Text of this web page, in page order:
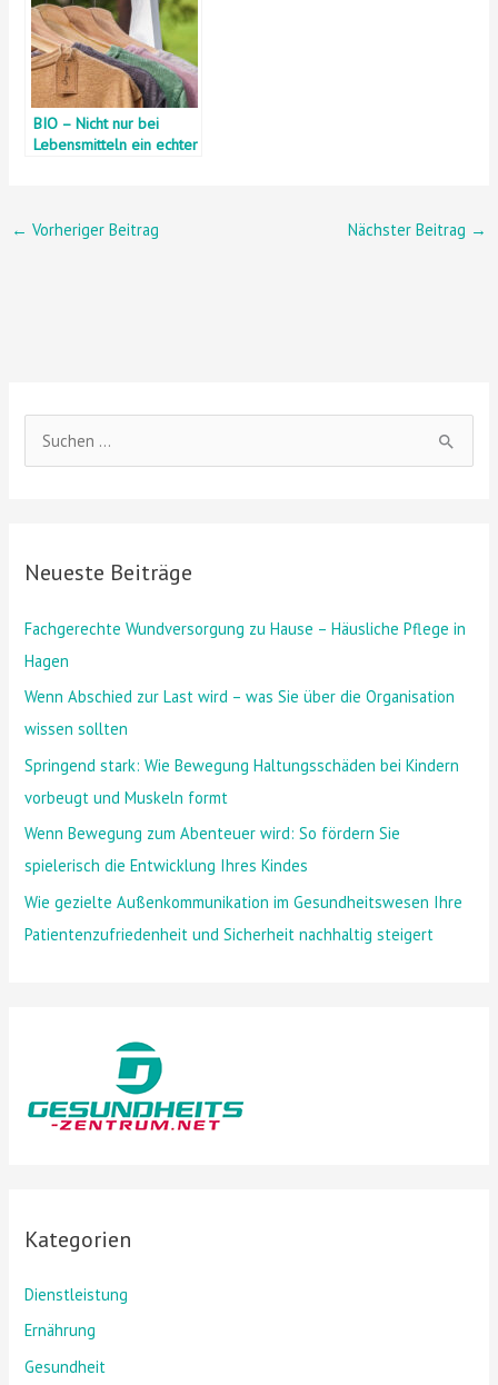
BIO – Nicht nur bei
Lebensmitteln ein echter
← Vorheriger Beitrag Nächster Beitrag →
e
n
a
c
h
:
Neueste Beiträge
Fachgerechte Wundversorgung zu Hause – Häusliche Pflege in
Hagen
Wenn Abschied zur Last wird – was Sie über die Organisation
wissen sollten
Springend stark: Wie Bewegung Haltungsschäden bei Kindern
vorbeugt und Muskeln formt
Wenn Bewegung zum Abenteuer wird: So fördern Sie
spielerisch die Entwicklung Ihres Kindes
Wie gezielte Außenkommunikation im Gesundheitswesen Ihre
Patientenzufriedenheit und Sicherheit nachhaltig steigert
Kategorien
Dienstleistung
Ernährung
Gesundheit